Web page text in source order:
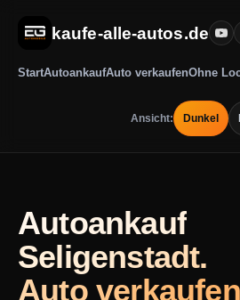
kaufe-alle-autos.de
StartAutoankaufAuto verkaufenOhne
Ansicht: Dunkel
Autoankauf
Seligenstadt.
Auto